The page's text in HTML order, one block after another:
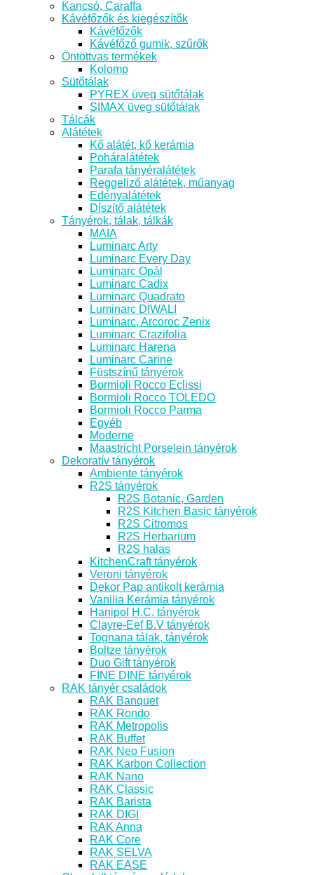
Kancsó, Caraffa
Kávéfőzők és kiegészítők
Kávéfőzők
Kávéfőző gumik, szűrők
Öntöttvas termékek
Kolomp
Sütőtálak
PYREX üveg sütőtálak
SIMAX üveg sütőtálak
Tálcák
Alátétek
Kő alátét, kő kerámia
Poháralátétek
Parafa tányéralátétek
Reggeliző alátétek, műanyag
Edényalátétek
Díszítő alátétek
Tányérok, tálak, tálkák
MAIA
Luminarc Arty
Luminarc Every Day
Luminarc Opál
Luminarc Cadix
Luminarc Quadrato
Luminarc DIWALI
Luminarc, Arcoroc Zenix
Luminarc Crazifolia
Luminarc Harena
Luminarc Carine
Füstszínű tányérok
Bormioli Rocco Eclissi
Bormioli Rocco TOLEDO
Bormioli Rocco Parma
Egyéb
Moderne
Maastricht Porselein tányérok
Dekoratív tányérok
Ambiente tányérok
R2S tányérok
R2S Botanic, Garden
R2S Kitchen Basic tányérok
R2S Citromos
R2S Herbarium
R2S halas
KitchenCraft tányérok
Veroni tányérok
Dekor Pap antikolt kerámia
Vanilia Kerámia tányérok
Hanipol H.C. tányérok
Clayre-Eef B.V tányérok
Tognana tálak, tányérok
Boltze tányérok
Duo Gift tányérok
FINE DINE tányérok
RAK tányér családok
RAK Banquet
RAK Rondo
RAK Metropolis
RAK Buffet
RAK Neo Fusion
RAK Karbon Collection
RAK Nano
RAK Classic
RAK Barista
RAK DIGI
RAK Anna
RAK Core
RAK SELVA
RAK EASE